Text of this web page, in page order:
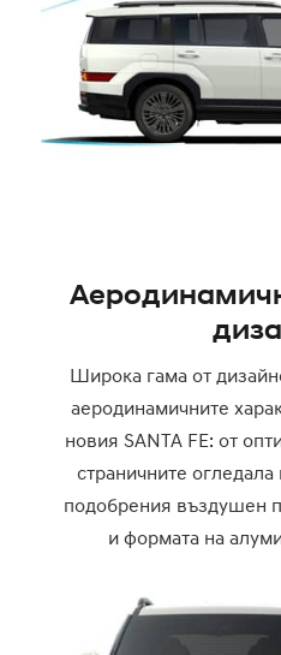
Широка гама от
аеродинамичните
новия SANTA FE: от
страничните
подобрения въздушен
и формата на